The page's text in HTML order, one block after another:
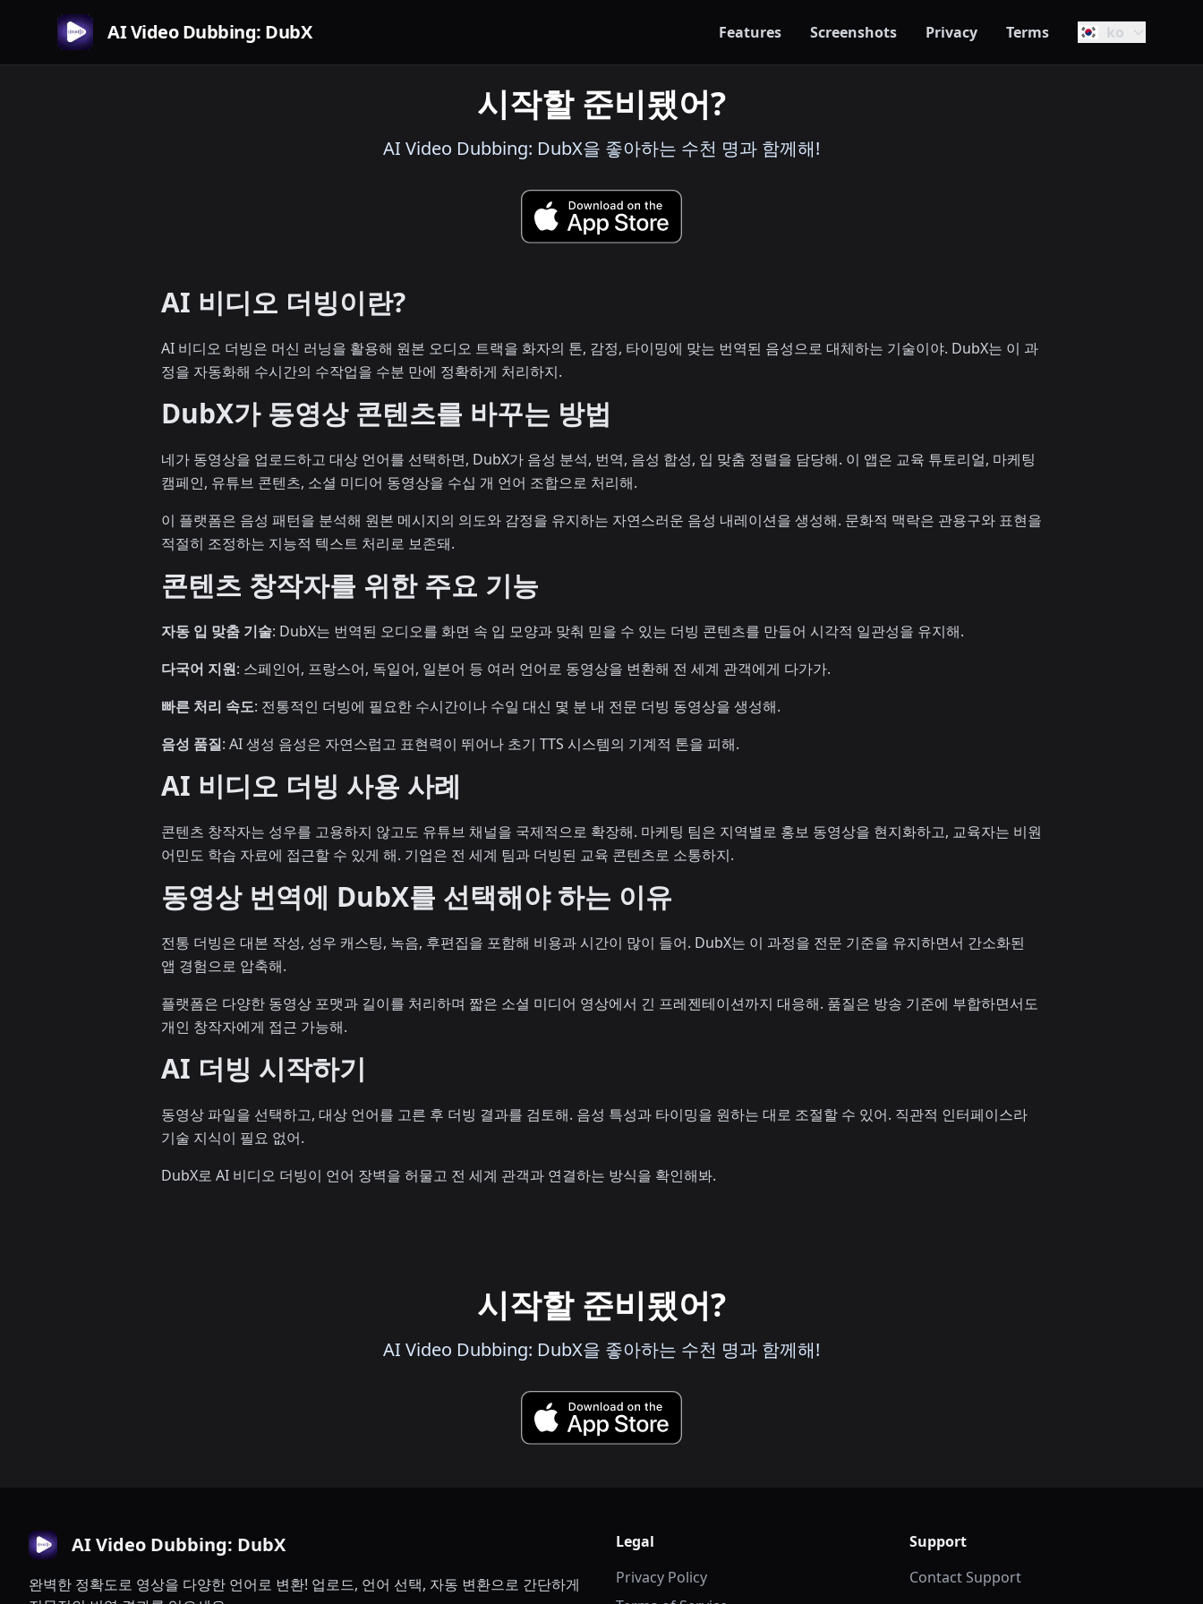
AI Video Dubbing: DubX Features Screenshots Privacy Terms ko
시작할 준비됐어?
AI Video Dubbing: DubX을 좋아하는 수천 명과 함께해!
AI 비디오 더빙이란?
AI 비디오 더빙은 머신 러닝을 활용해 원본 오디오 트랙을 화자의 톤, 감정, 타이밍에 맞는 번역된 음성으로 대체하는 기술이야. DubX는 이 과
정을 자동화해 수시간의 수작업을 수분 만에 정확하게 처리하지.
DubX가 동영상 콘텐츠를 바꾸는 방법
네가 동영상을 업로드하고 대상 언어를 선택하면, DubX가 음성 분석, 번역, 음성 합성, 입 맞춤 정렬을 담당해. 이 앱은 교육 튜토리얼, 마케팅
캠페인, 유튜브 콘텐츠, 소셜 미디어 동영상을 수십 개 언어 조합으로 처리해.
이 플랫폼은 음성 패턴을 분석해 원본 메시지의 의도와 감정을 유지하는 자연스러운 음성 내레이션을 생성해. 문화적 맥락은 관용구와 표현을
적절히 조정하는 지능적 텍스트 처리로 보존돼.
콘텐츠 창작자를 위한 주요 기능
자동 입 맞춤 기술: DubX는 번역된 오디오를 화면 속 입 모양과 맞춰 믿을 수 있는 더빙 콘텐츠를 만들어 시각적 일관성을 유지해.
다국어 지원: 스페인어, 프랑스어, 독일어, 일본어 등 여러 언어로 동영상을 변환해 전 세계 관객에게 다가가.
빠른 처리 속도: 전통적인 더빙에 필요한 수시간이나 수일 대신 몇 분 내 전문 더빙 동영상을 생성해.
음성 품질: AI 생성 음성은 자연스럽고 표현력이 뛰어나 초기 TTS 시스템의 기계적 톤을 피해.
AI 비디오 더빙 사용 사례
콘텐츠 창작자는 성우를 고용하지 않고도 유튜브 채널을 국제적으로 확장해. 마케팅 팀은 지역별로 홍보 동영상을 현지화하고, 교육자는 비원
어민도 학습 자료에 접근할 수 있게 해. 기업은 전 세계 팀과 더빙된 교육 콘텐츠로 소통하지.
동영상 번역에 DubX를 선택해야 하는 이유
전통 더빙은 대본 작성, 성우 캐스팅, 녹음, 후편집을 포함해 비용과 시간이 많이 들어. DubX는 이 과정을 전문 기준을 유지하면서 간소화된
앱 경험으로 압축해.
플랫폼은 다양한 동영상 포맷과 길이를 처리하며 짧은 소셜 미디어 영상에서 긴 프레젠테이션까지 대응해. 품질은 방송 기준에 부합하면서도
개인 창작자에게 접근 가능해.
AI 더빙 시작하기
동영상 파일을 선택하고, 대상 언어를 고른 후 더빙 결과를 검토해. 음성 특성과 타이밍을 원하는 대로 조절할 수 있어. 직관적 인터페이스라
기술 지식이 필요 없어.
DubX로 AI 비디오 더빙이 언어 장벽을 허물고 전 세계 관객과 연결하는 방식을 확인해봐.
시작할 준비됐어?
AI Video Dubbing: DubX을 좋아하는 수천 명과 함께해!
AI Video Dubbing: DubX
완벽한 정확도로 영상을 다양한 언어로 변환! 업로드, 언어 선택, 자동 변환으로 간단하게
Legal
Privacy Policy
Support
Contact Support